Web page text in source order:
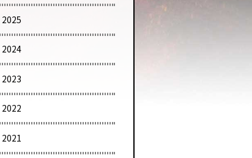
2025
2024
2023
2022
2021